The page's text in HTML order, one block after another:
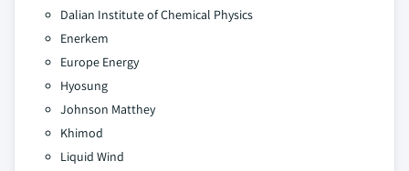
Dalian Institute of Chemical Physics
Enerkem
Europe Energy
Hyosung
Johnson Matthey
Khimod
Liquid Wind